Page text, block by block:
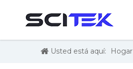
Usted está aquí: Hogar